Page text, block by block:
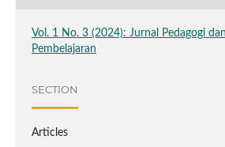
Vol. 1 No. 3 (2024): Jurnal Pedagogi
Pembelajaran
SECTION
Articles